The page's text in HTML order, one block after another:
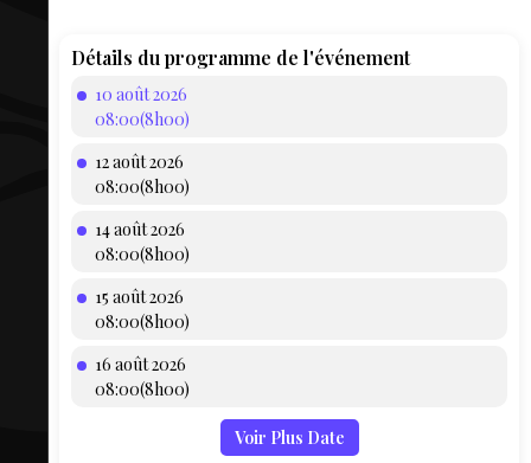
AEQ
Détails du programme de l'événement
10 août 2026
08:00(8h00)
12 août 2026
08:00(8h00)
14 août 2026
08:00(8h00)
15 août 2026
08:00(8h00)
16 août 2026
08:00(8h00)
Voir Plus Date